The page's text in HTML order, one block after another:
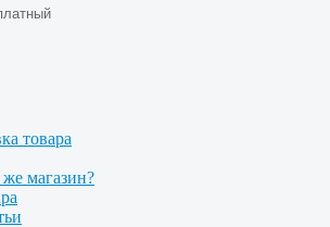
товара
магазин?